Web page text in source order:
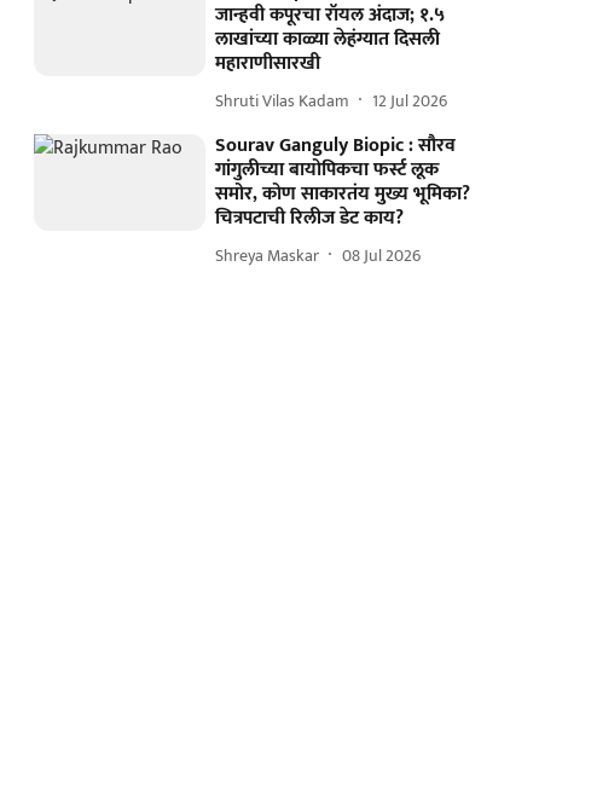
जान्हवी कपूरचा रॉयल अंदाज; १.५
लाखांच्या काळ्या लेहंग्यात दिसली
महाराणीसारखी
Shruti Vilas Kadam 12 Jul 2026
Sourav Ganguly Biopic : सौरव
गांगुलीच्या बायोपिकचा फर्स्ट लूक
समोर, कोण साकारतंय मुख्य भूमिका?
चित्रपटाची रिलीज डेट काय?
Shreya Maskar 08 Jul 2026